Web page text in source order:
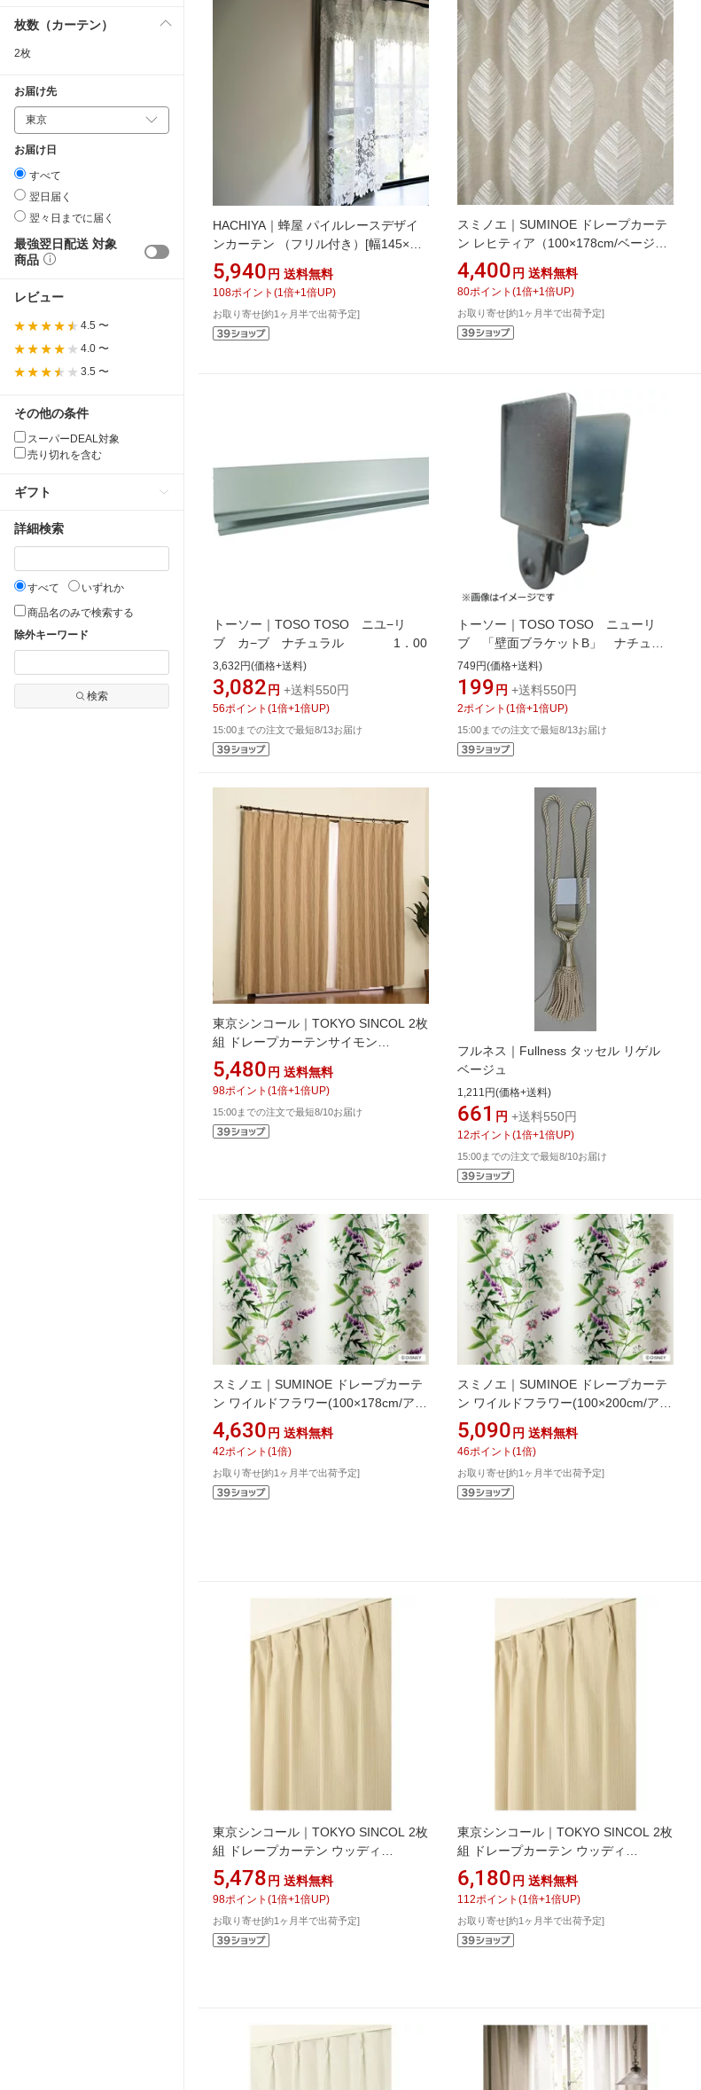
枚数（カーテン）
2枚
お届け先
お届け日
すべて
翌日届く
翌々日までに届く
最強翌日配送 対象
商品
レビュー
4.5 〜
4.0 〜
3.5 〜
その他の条件
スーパーDEAL対象
売り切れを含む
ギフト
詳細検索
すべて
いずれか
商品名のみで検索する
除外キーワード
検索
HACHIYA｜蜂屋 パイルレースデザイ
ンカーテン （フリル付き）[幅145×丈
105cm] HACHIYA アイボリー 663204
5,940 円 送料無料
108ポイント (1倍+1倍UP)
お取り寄せ[約1ヶ月半で出荷予定]
スミノエ｜SUMINOE ドレープカーテ
ン レヒティア（100×178cm/ベージ
ュ）
4,400 円 送料無料
80ポイント (1倍+1倍UP)
お取り寄せ[約1ヶ月半で出荷予定]
トーソー｜TOSO TOSO ニユ−リ
ブ カ−ブ ナチュラル 1．00
3,632円(価格+送料)
3,082 円 +送料550円
56ポイント (1倍+1倍UP)
15:00までの注文で最短8/13お届け
トーソー｜TOSO TOSO ニューリ
ブ 「壁面ブラケットB」 ナチュラ
ル
749円(価格+送料)
199 円 +送料550円
2ポイント (1倍+1倍UP)
15:00までの注文で最短8/13お届け
東京シンコール｜TOKYO SINCOL 2枚
組 ドレープカーテンサイモン
（100×135cm/ベージュ）
5,480 円 送料無料
98ポイント (1倍+1倍UP)
15:00までの注文で最短8/10お届け
フルネス｜Fullness タッセル リゲル
ベージュ
1,211円(価格+送料)
661 円 +送料550円
12ポイント (1倍+1倍UP)
15:00までの注文で最短8/10お届け
スミノエ｜SUMINOE ドレープカーテ
ン ワイルドフラワー(100×178cm/アイ
ボリー)
4,630 円 送料無料
42ポイント (1倍)
お取り寄せ[約1ヶ月半で出荷予定]
スミノエ｜SUMINOE ドレープカーテ
ン ワイルドフラワー(100×200cm/アイ
ボリー)
5,090 円 送料無料
46ポイント (1倍)
お取り寄せ[約1ヶ月半で出荷予定]
東京シンコール｜TOKYO SINCOL 2枚
組 ドレープカーテン ウッディ
(100×135cm/ベージュ)
5,478 円 送料無料
98ポイント (1倍+1倍UP)
お取り寄せ[約1ヶ月半で出荷予定]
東京シンコール｜TOKYO SINCOL 2枚
組 ドレープカーテン ウッディ
(100×178cm/ベージュ)
6,180 円 送料無料
112ポイント (1倍+1倍UP)
お取り寄せ[約1ヶ月半で出荷予定]